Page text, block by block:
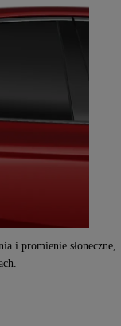
i promienie słoneczne,